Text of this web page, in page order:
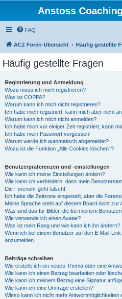
Anstoss
FAQ
ACZ Foren-Übersicht Häufig gestellte
Häufig gestellte Fragen
Registrierung und Anmeldung
Wozu muss ich mich registrieren?
Was ist COPPA?
Warum kann ich mich nicht registrieren?
Ich habe mich registriert, kann mich aber nicht
Warum kann ich mich nicht anmelden?
Ich habe mich vor einiger Zeit registriert, kann
Ich habe mein Passwort vergessen!
Warum werde ich automatisch abgemeldet?
Wozu ist die Funktion „Alle Cookies löschen“?
Benutzerpräferenzen und -einstellungen
Wie kann ich meine Einstellungen ändern?
Wie kann ich verhindern, dass mein
Die Forenuhr geht falsch!
Ich habe die Zeitzone eingestellt, aber die
Meine Sprache steht auf diesem Board nicht zur
Was sind das für Bilder, die bei meinem
Wie verwende ich einen Avatar?
Was ist mein Rang und wie kann ich ihn ändern?
Wenn ich bei einem Benutzer auf den E-Mail-
anzumelden.
Beiträge schreiben
Wie erstelle ich ein neues Thema oder eine
Wie kann ich einen Beitrag bearbeiten oder
Wie kann ich meinem Beitrag eine Signatur
Wie kann ich eine Umfrage erstellen?
Wieso kann ich nicht mehr Antwortmöglichkeiten